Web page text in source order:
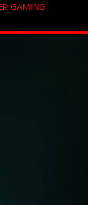
GAMING